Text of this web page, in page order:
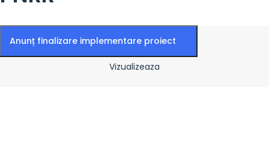
Anunț finalizare implementare proiect
Vizualizeaza